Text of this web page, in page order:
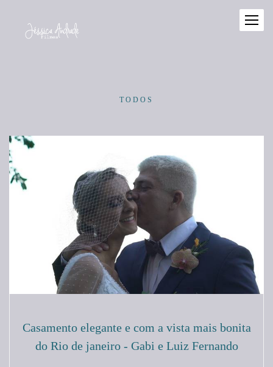
TODOS
Casamento elegante e com a vista mais bonita
do Rio de janeiro - Gabi e Luiz Fernando